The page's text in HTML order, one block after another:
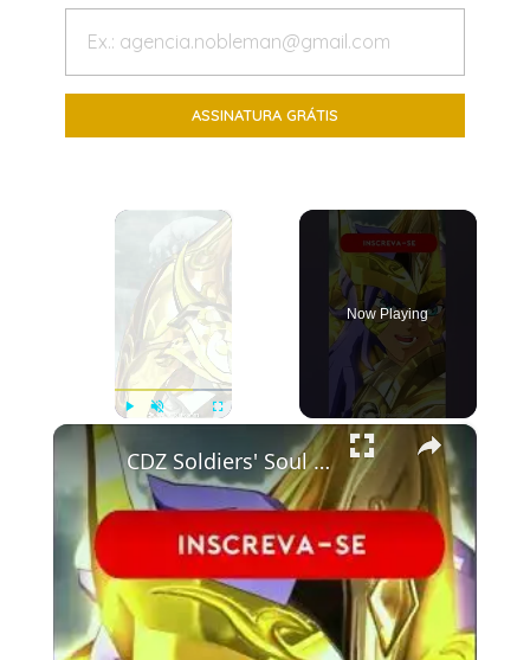
×
Now Playing
×
CDZ Soldiers' Soul - A armadura divina de Escorpião - #saintseiya #gaming #games #cdz #anime